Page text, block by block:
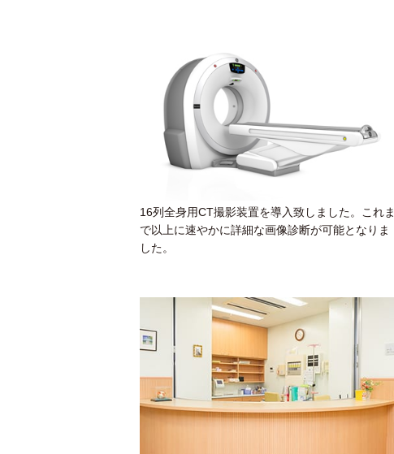
16列全身用CT撮影装置を導入致しました。
これま
で以上に速やかに詳細な画像診断が可能となりま
した。